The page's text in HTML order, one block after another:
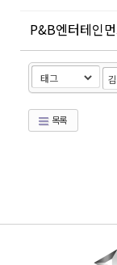
P&B엔터테인
목록